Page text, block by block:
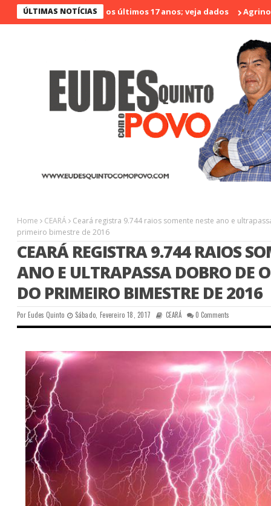
ÚLTIMAS NOTÍCIAS
menos violento nos últimos 17 anos; veja dados Agrinort em
Home CEARÁ
Ceará registra 9.744 raios somente neste ano e
primeiro bimestre de 2016
CEARÁ REGISTRA 9.744 RAIOS
ANO E ULTRAPASSA DOBRO DE
DO PRIMEIRO BIMESTRE DE 2016
PorEudes Quinto Sábado, Fevereiro 18, 2017 CEARÁ 0 Comments